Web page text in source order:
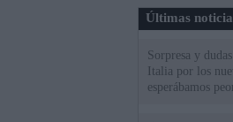
Últimas
Sorpresa y
Italia por los
esperábamos